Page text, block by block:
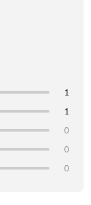
bruk i flere biler
1
1
0
0
0